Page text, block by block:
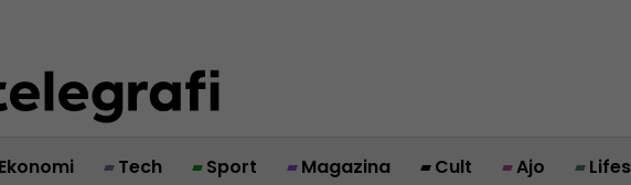
Ekonomi Tech Sport Magazina Cult Ajo